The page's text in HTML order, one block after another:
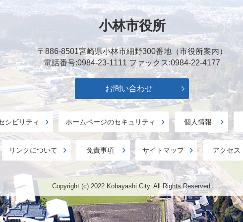
小林市役所
〒886-8501宮崎県小林市細野300番地（市役所案内）
電話番号:0984-23-1111 ファックス:0984-22-4177
お問い合わせ
シビリティ ホームページのセキュリティ 個人情報
リンクについて 免責事項 サイトマップ アクセス
Copyright (c) 2022 Kobayashi City. All Rights Reserved.